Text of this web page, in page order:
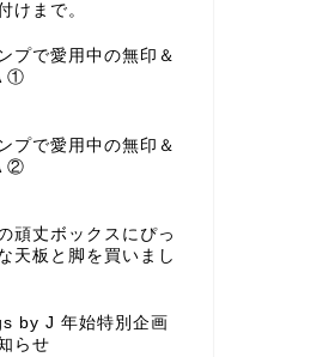
けまで。
プで愛用中の無印＆
①
プで愛用中の無印＆
②
頑丈ボックスにぴっ
天板と脚を買いまし
by J 年始特別企画
らせ